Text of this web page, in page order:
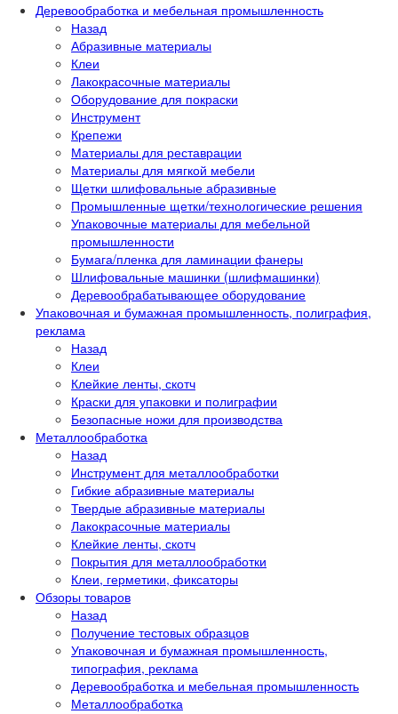
Деревообработка и мебельная промышленность
Назад
Абразивные материалы
Клеи
Лакокрасочные материалы
Оборудование для покраски
Инструмент
Крепежи
Материалы для реставрации
Материалы для мягкой мебели
Щетки шлифовальные абразивные
Промышленные щетки/технологические решения
Упаковочные материалы для мебельной
промышленности
Бумага/пленка для ламинации фанеры
Шлифовальные машинки (шлифмашинки)
Деревообрабатывающее оборудование
Упаковочная и бумажная промышленность, полиграфия,
реклама
Назад
Клеи
Клейкие ленты, скотч
Краски для упаковки и полиграфии
Безопасные ножи для производства
Металлообработка
Назад
Инструмент для металлообработки
Гибкие абразивные материалы
Твердые абразивные материалы
Лакокрасочные материалы
Клейкие ленты, скотч
Покрытия для металлообработки
Клеи, герметики, фиксаторы
Обзоры товаров
Назад
Получение тестовых образцов
Упаковочная и бумажная промышленность,
типография, реклама
Деревообработка и мебельная промышленность
Металлообработка